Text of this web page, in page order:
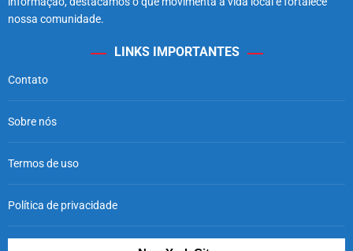
nossa comunidade.
LINKS IMPORTANTES
Contato
Sobre nós
Termos de uso
Política de privacidade